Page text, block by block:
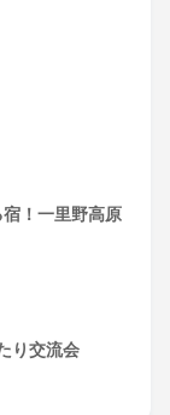
！一里野高原
り交流会